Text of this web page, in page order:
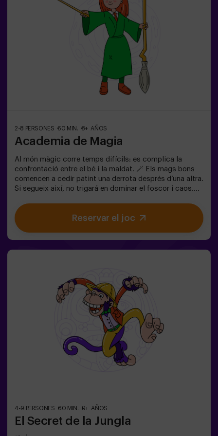
les condicions).
2-8 PERSONES 60 MIN. 8+ AÑOS
Academia de Magia
Al món màgic corre temps difícils: es complica la
confrontació entre el bé i la maldat. 🪄 Els mags bons
comencen a cedir patint una derrota després d’una altra.
Si segueix així, no trigará en dominar el foscor i caos.
poder de la pedra filosofal. Però primer s'ha de crear i
ningú ho ha aconseguit encara en tota la historia de la
màgia! Us espera la misió complicada de salvar el
monitor (consulta'ns les condicions).⚠️ Passes estrets
⚠️ 🧩 Nivell de dificultat: fàcil.
Reservar el joc
4-9 PERSONES 60 MIN. 9+ AÑOS
El Secret de la Jungla